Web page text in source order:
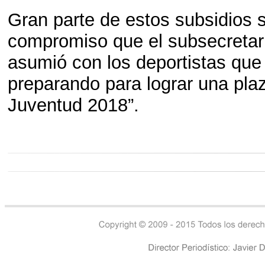
Gran parte de estos subsidios
compromiso que el
asumió con los deportistas
preparando para lograr una
Juventud 2018”.